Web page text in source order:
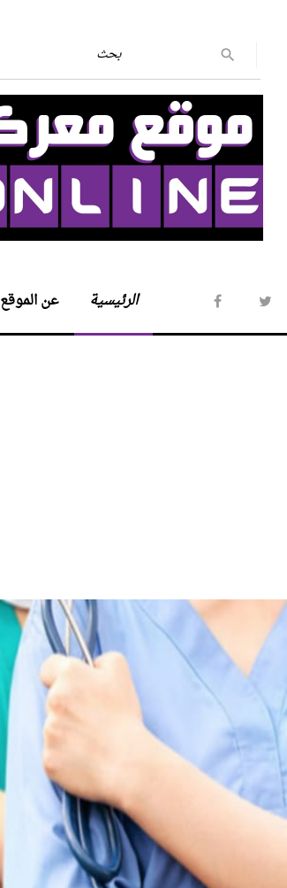
الرئيسية عن الموقع